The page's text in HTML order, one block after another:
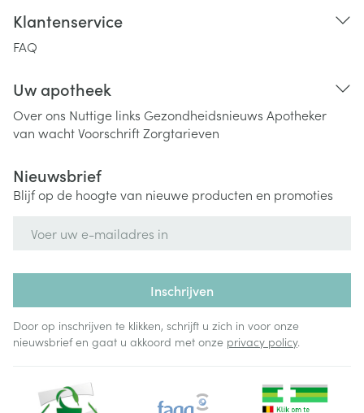
Klantenservice
FAQ
Uw apotheek
Over ons Nuttige links Gezondheidsnieuws Apotheker
van wachtVoorschriftZorgtarieven
Nieuwsbrief
Blijf op de hoogte van nieuwe producten en promoties
Inschrijven
Door op inschrijven te klikken, schrijft u zich in voor onze
nieuwsbrief en gaat u akkoord met onze privacy policy.